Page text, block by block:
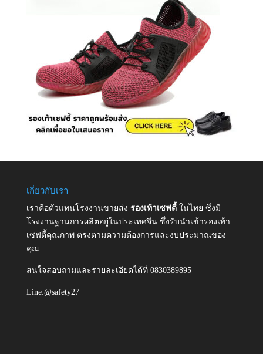
เกี่ยวกับเรา
เราคือตัวแทนโรงงานขายส่ง รองเท้าเซฟตี้ ในไทย ซึ่งมี
โรงงานฐานการผลิตอยู่ในประเทศจีน ซึ่งรับนำเข้ารองเท้า
เซฟตี้คุณภาพ ตรงตามความต้องการและงบประมาณของ
คุณ
สนใจสอบถามและรายละเอียดได้ที่ 0830389895
Line:@safety27